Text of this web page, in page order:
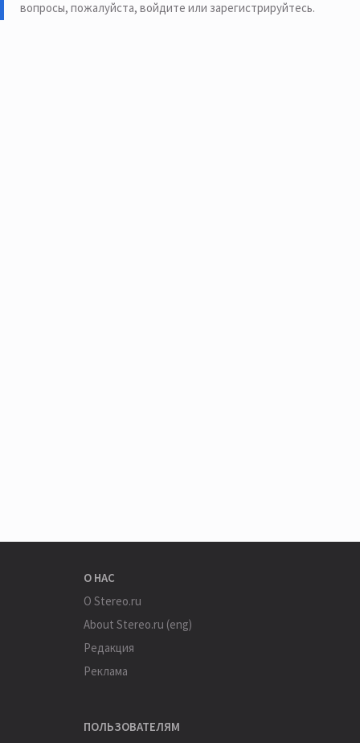
вопросы, пожалуйста, войдите или зарегистрируйтесь.
О НАС
О Stereo.ru
About Stereo.ru (eng)
Редакция
Реклама
ПОЛЬЗОВАТЕЛЯМ